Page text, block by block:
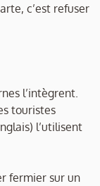
c’est refuser
l’intègrent.
touristes
l’utilisent
fermier sur un